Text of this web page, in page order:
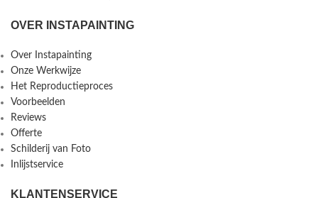
OVER INSTAPAINTING
Over Instapainting
Onze Werkwijze
Het Reproductieproces
Voorbeelden
Reviews
Offerte
Schilderij van Foto
Inlijstservice
KLANTENSERVICE